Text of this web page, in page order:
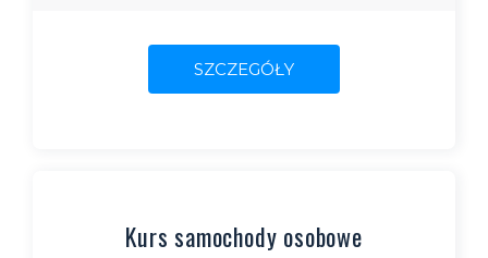
SZCZEGÓŁY
Kurs samochody osobowe